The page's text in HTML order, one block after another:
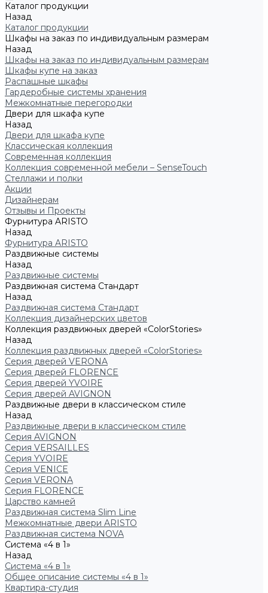
Каталог продукции
Назад
Каталог продукции
Шкафы на заказ по индивидуальным размерам
Назад
Шкафы на заказ по индивидуальным размерам
Шкафы купе на заказ
Распашные шкафы
Гардеробные системы хранения
Межкомнатные перегородки
Двери для шкафа купе
Назад
Двери для шкафа купе
Классическая коллекция
Современная коллекция
Коллекция современной мебели – SenseTouch
Стеллажи и полки
Акции
Дизайнерам
Отзывы и Проекты
Фурнитура ARISTO
Назад
Фурнитура ARISTO
Раздвижные системы
Назад
Раздвижные системы
Раздвижная система Стандарт
Назад
Раздвижная система Стандарт
Коллекция дизайнерских цветов
Коллекция раздвижных дверей «ColorStories»
Назад
Коллекция раздвижных дверей «ColorStories»
Серия дверей VERONA
Серия дверей FLORENCE
Серия дверей YVOIRE
Серия дверей AVIGNON
Раздвижные двери в классическом стиле
Назад
Раздвижные двери в классическом стиле
Серия AVIGNON
Серия VERSAILLES
Серия YVOIRE
Серия VENICE
Серия VERONA
Серия FLORENCE
Царство камней
Раздвижная система Slim Line
Межкомнатные двери ARISTO
Раздвижная система NOVA
Система «4 в 1»
Назад
Система «4 в 1»
Общее описание системы «4 в 1»
Квартира-студия